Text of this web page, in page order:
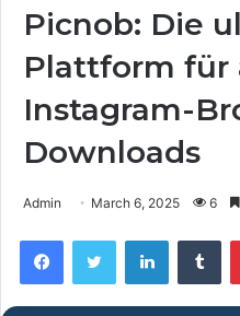
Picnob: Die
Plattform für
Instagram-
Downloads
Admin March 6, 2025 6
FacebookTwitter LinkedIn